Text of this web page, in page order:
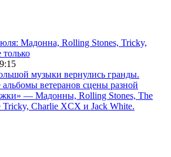
Мадонна, Rolling Stones, Tricky,
музыки вернулись гранды.
ветеранов сцены разной
— Мадонны, Rolling Stones, The
Tricky, Charlie XCX и Jack White.